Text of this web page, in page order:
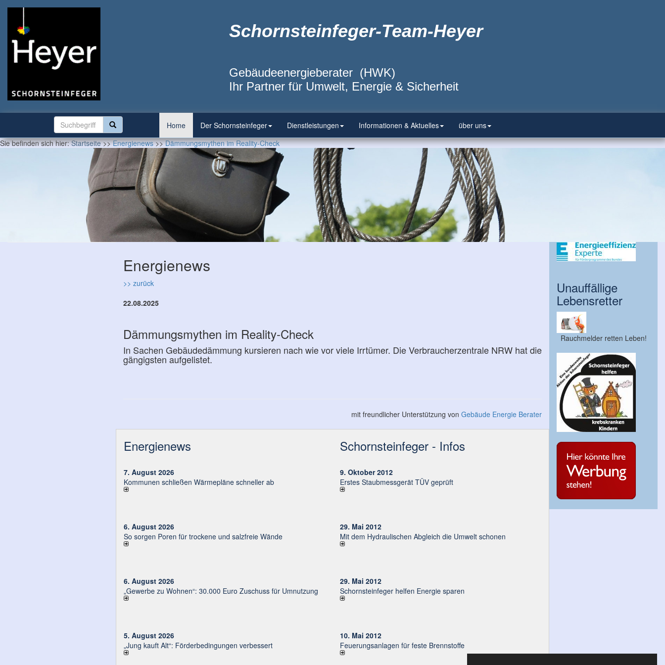
Schornsteinfeger-Team-Heyer
Gebäudeenergieberater (HWK)
Ihr Partner für Umwelt, Energie & Sicherheit
Home Der Schornsteinfeger Dienstleistungen Informationen & Aktuelles
über uns
Sie befinden sich hier:Startseite>>Energienews>>Dämmungsmythen im Reality-Check
Energienews
>> zurück
22.08.2025
Dämmungsmythen im Reality-Check
In Sachen Gebäudedämmung kursieren nach wie vor viele Irrtümer. Die Verbraucherzentrale NRW hat die
gängigsten aufgelistet.
mit freundlicher Unterstützung von Gebäude Energie Berater
Energienews
7. August 2026
Kommunen schließen Wärmepläne schneller ab
6. August 2026
So sorgen Poren für trockene und salzfreie Wände
6. August 2026
„Gewerbe zu Wohnen“: 30.000 Euro Zu­schuss für Um­nut­zung
5. August 2026
„Jung kauft Alt“: Förder­be­din­gun­gen ver­bessert
Schornsteinfeger - Infos
9. Oktober 2012
Erstes Staubmessgerät TÜV geprüft
29. Mai 2012
Mit dem Hydraulischen Abgleich die Umwelt schonen
29. Mai 2012
Schornsteinfeger helfen Energie sparen
10. Mai 2012
Feuerungsanlagen für feste Brennstoffe
Unauffällige
Lebensretter
Rauchmelder retten Leben!